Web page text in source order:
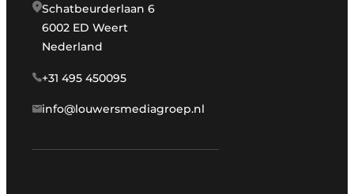
Schatbeurderlaan 6
6002 ED Weert
Nederland
+31 495 450095
info@louwersmediagroep.nl